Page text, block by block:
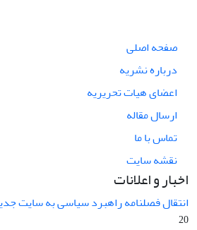
صفحه اصلی
درباره نشریه
اعضای هیات تحریریه
ارسال مقاله
تماس با ما
نقشه سایت
اخبار و اعلانات
انتقال فصلنامه راهبرد سیاسی به سایت
20